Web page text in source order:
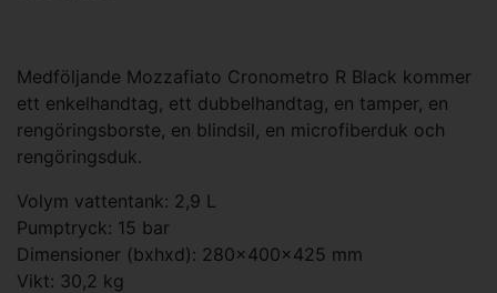
Medföljande Mozzafiato Cronometro R Black kommer
ett enkelhandtag, ett dubbelhandtag, en tamper, en
rengöringsborste, en blindsil, en microfiberduk och
rengöringsduk.
Volym vattentank: 2,9 L
Pumptryck: 15 bar
Dimensioner (bxhxd): 280x400x425 mm
Vikt: 30,2 kg